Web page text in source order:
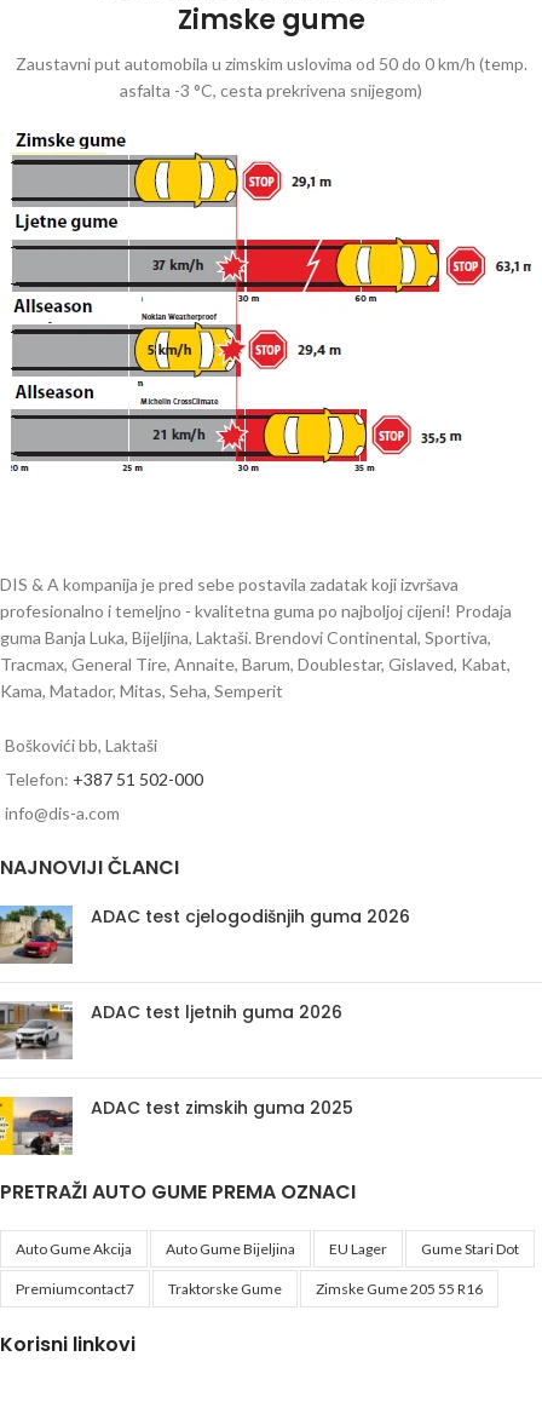
Zimske gume
Zaustavni put automobila u zimskim uslovima od 50 do 0 km/h (temp.
asfalta -3 °C, cesta prekrivena snijegom)
DIS & A kompanija je pred sebe postavila zadatak koji izvršava
profesionalno i temeljno - kvalitetna guma po najboljoj cijeni! Prodaja
guma Banja Luka, Bijeljina, Laktaši. Brendovi Continental, Sportiva,
Tracmax, General Tire, Annaite, Barum, Doublestar, Gislaved, Kabat,
Kama, Matador, Mitas, Seha, Semperit
Boškovići bb, Laktaši
Telefon: +387 51 502-000
info@dis-a.com
NAJNOVIJI ČLANCI
ADAC test cjelogodišnjih guma 2026
ADAC test ljetnih guma 2026
ADAC test zimskih guma 2025
PRETRAŽI AUTO GUME PREMA OZNACI
Auto Gume Akcija Auto Gume Bijeljina EU Lager Gume Stari Dot
Premiumcontact7 Traktorske Gume Zimske Gume 205 55 R16
Korisni linkovi